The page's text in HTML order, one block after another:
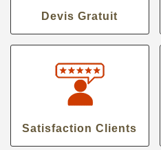
Devis Gratuit
Satisfaction Clients